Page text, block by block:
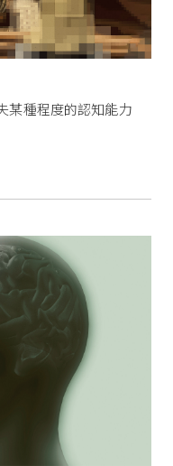
某種程度的認知能力